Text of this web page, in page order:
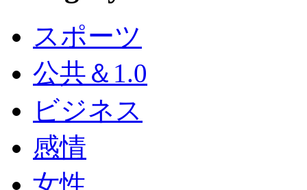
スポーツ
公共＆1.0
ビジネス
感情
女性